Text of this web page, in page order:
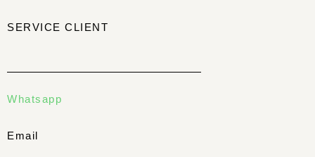
SERVICE CLIENT
Whatsapp
Email